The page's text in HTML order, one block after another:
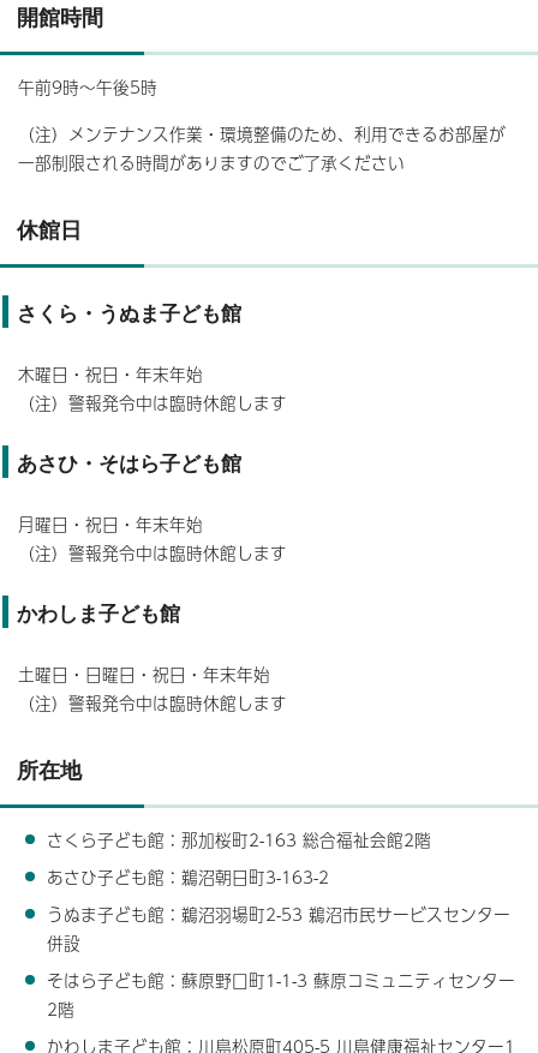
開館時間
午前9時～午後5時
（注）メンテナンス作業・環境整備のため、利用できるお部屋が
一部制限される時間がありますのでご了承ください
休館日
さくら・うぬま子ども館
木曜日・祝日・年末年始
（注）警報発令中は臨時休館します
あさひ・そはら子ども館
月曜日・祝日・年末年始
（注）警報発令中は臨時休館します
かわしま子ども館
土曜日・日曜日・祝日・年末年始
（注）警報発令中は臨時休館します
所在地
さくら子ども館：那加桜町2-163 総合福祉会館2階
あさひ子ども館：鵜沼朝日町3-163-2
うぬま子ども館：鵜沼羽場町2-53 鵜沼市民サービスセンター
併設
そはら子ども館：蘇原野口町1-1-3 蘇原コミュニティセンター
2階
かわしま子ども館：川島松原町405-5 川島健康福祉センター1